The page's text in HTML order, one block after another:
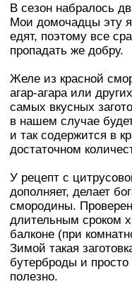
В сезон набралось
Мои домочадцы эту
едят, поэтому все
пропадать же добру.
Желе из красной
агар-агара или
самых вкусных
в нашем случае
и так содержится в
достаточном
У рецепт с
дополняет, делает
смородины.
длительным сроком
балконе (при
Зимой такая
бутерброды и
полезно.